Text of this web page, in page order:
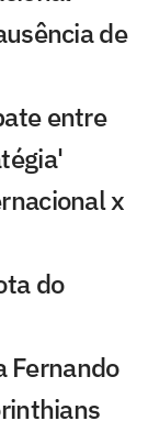
de
entre
x
do
Fernando